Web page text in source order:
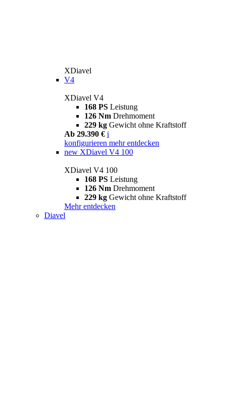
XDiavel
V4
XDiavel V4
168 PS Leistung
126 Nm Drehmoment
229 kg Gewicht ohne Kraftstoff
Ab 29.390 € i
konfigurieren mehr entdecken
new XDiavel V4 100
XDiavel V4 100
168 PS Leistung
126 Nm Drehmoment
229 kg Gewicht ohne Kraftstoff
Mehr entdecken
Diavel